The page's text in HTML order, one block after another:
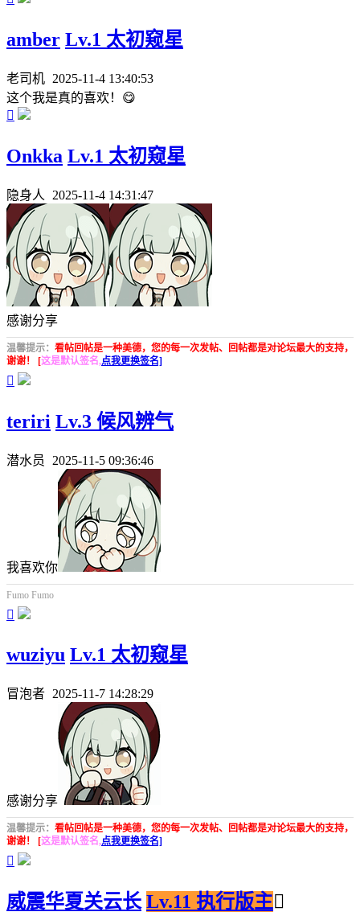
amber Lv.1 太初窥星
老司机 2025-11-4 13:40:53
这个我是真的喜欢！😋

Onkka Lv.1 太初窥星
隐身人 2025-11-4 14:31:47
感谢分享
温馨提示： 看帖回帖是一种美德，您的每一次发帖、回帖都是对论坛最大的支持，
谢谢！ [这是默认签名,点我更换签名]

teriri Lv.3 候风辨气
潜水员 2025-11-5 09:36:46
我喜欢你
Fumo Fumo

wuziyu Lv.1 太初窥星
冒泡者 2025-11-7 14:28:29
感谢分享
温馨提示： 看帖回帖是一种美德，您的每一次发帖、回帖都是对论坛最大的支持，
谢谢！ [这是默认签名,点我更换签名]

威震华夏关云长 Lv.11 执行版主